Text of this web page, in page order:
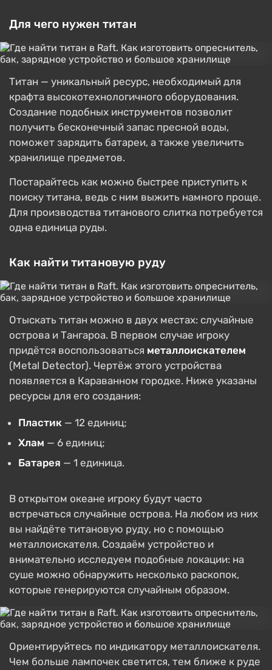
Для чего нужен титан
Титан — уникальный ресурс, необходимый для
крафта высокотехнологичного оборудования.
Создание подобных инструментов позволит
получить бесконечный запас пресной воды,
поможет зарядить батареи, а также увеличить
хранилище предметов.
Постарайтесь как можно быстрее приступить к
поиску титана, ведь с ним выжить намного проще.
Для производства титанового слитка потребуется
одна единица руды.
Как найти титановую руду
Отыскать титан можно в двух местах: случайные
острова и Тангароа. В первом случае игроку
придётся воспользоваться металлоискателем
(Metal Detector). Чертёж этого устройства
появляется в Караванном городке. Ниже указаны
ресурсы для его создания:
Пластик — 12 единиц;
Хлам — 6 единиц;
Батарея — 1 единица.
В открытом океане игроку будут часто
встречаться случайные острова. На любом из них
вы найдёте титановую руду, но с помощью
металлоискателя. Создаём устройство и
внимательно исследуем подобные локации: на
суше можно обнаружить несколько раскопок,
которые генерируются случайным образом.
Ориентируйтесь по индикатору металлоискателя.
Чем больше лампочек светится, тем ближе к руде